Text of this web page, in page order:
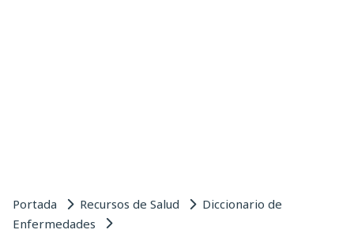
Portada Recursos de Salud Diccionario de
Enfermedades